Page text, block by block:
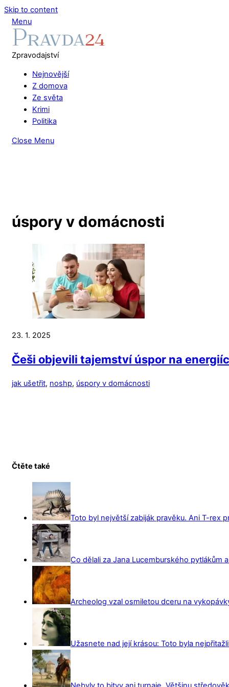
Skip to content
Menu
Zpravodajství
Nejnovější
Z domova
Ze světa
Krimi
Politika
Close Menu
úspory v domácnosti
23. 1. 2025
Češi objevili tajemství úspor na
jak ušetřit, noshp, úspory v domácnosti
Čtěte také
Toto byl největší zabiják pravěku. Ani T-rex
Co dělali za Jana Lucemburského pytlákům
Archeolog vzal osmiletou dceru na
Užasnete nad její krásou: Toto byla